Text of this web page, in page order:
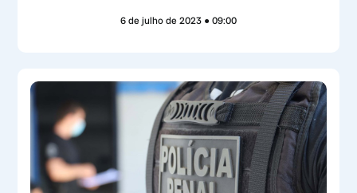
6 de julho de 2023 09:00